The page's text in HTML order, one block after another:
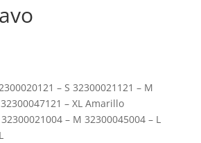
– S 32300021121 – M
– XL Amarillo
– M 32300045004 – L